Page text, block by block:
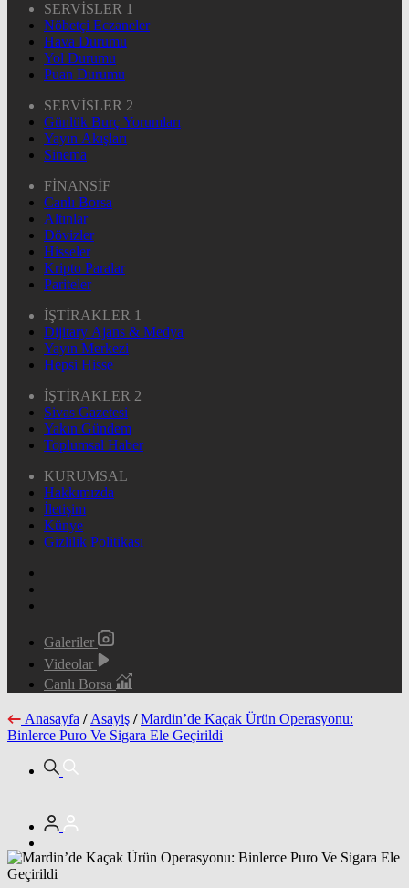
SERVİSLER 1
Nöbetçi Eczaneler
Hava Durumu
Yol Durumu
Puan Durumu
SERVİSLER 2
Günlük Burç Yorumları
Yayın Akışları
Sinema
FİNANSİF
Canlı Borsa
Altınlar
Dövizler
Hisseler
Kripto Paralar
Pariteler
İŞTİRAKLER 1
Dijitary Ajans & Medya
Yayın Merkezi
Hepsi Hisse
İŞTİRAKLER 2
Sivas Gazetesi
Yakın Gündem
Toplumsal Haber
KURUMSAL
Hakkımızda
İletişim
Künye
Gizlilik Politikası
Galeriler
Videolar
Canlı Borsa
Anasayfa / Asayiş / Mardin’de Kaçak Ürün Operasyonu:
Binlerce Puro Ve Sigara Ele Geçirildi